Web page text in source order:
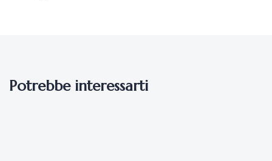
Potrebbe interessarti